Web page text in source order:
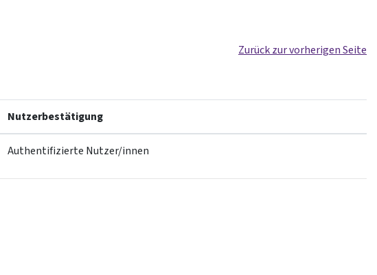
Zurück zur vorherigen Seite
Nutzerbestätigung
Authentifizierte Nutzer/innen